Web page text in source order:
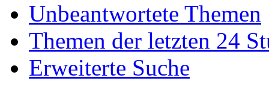
Unbeantwortete Themen
Themen der letzten 24
Erweiterte Suche